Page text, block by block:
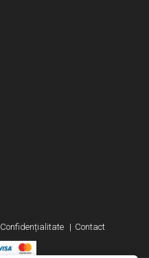
Confidențialitate Contact